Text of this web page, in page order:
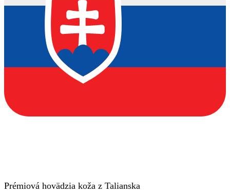
Prémiová hovädzia koža z Talianska